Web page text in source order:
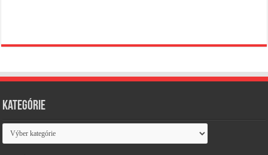
Kategórie
Kategórie